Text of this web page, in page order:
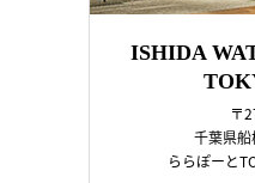
ISHIDA
〒
千葉県
ららぽーと